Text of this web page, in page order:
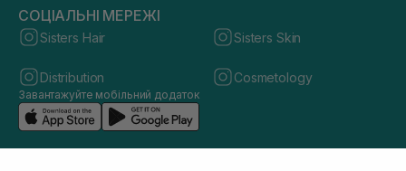
СОЦІАЛЬНІ МЕРЕЖІ
Sisters Hair Sisters Skin
Distribution Cosmetology
Завантажуйте мобільний додаток